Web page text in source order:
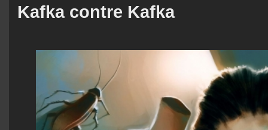
Kafka contre Kafka